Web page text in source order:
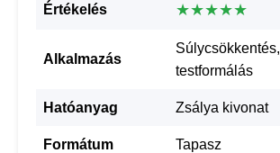
Értékelés ★★★★★
Alkalmazás
Súlycsökkentés,
testformálás
Hatóanyag Zsálya kivonat
Formátum Tapasz